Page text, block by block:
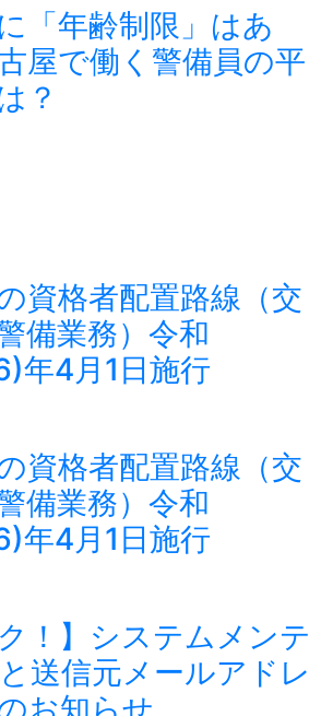
「年齢制限」はあ
屋で働く警備員の平
？
資格者配置路線（交
備業務）令和
年4月1日施行
資格者配置路線（交
備業務）令和
年4月1日施行
ク！】システムメンテ
送信元メールアドレ
お知らせ